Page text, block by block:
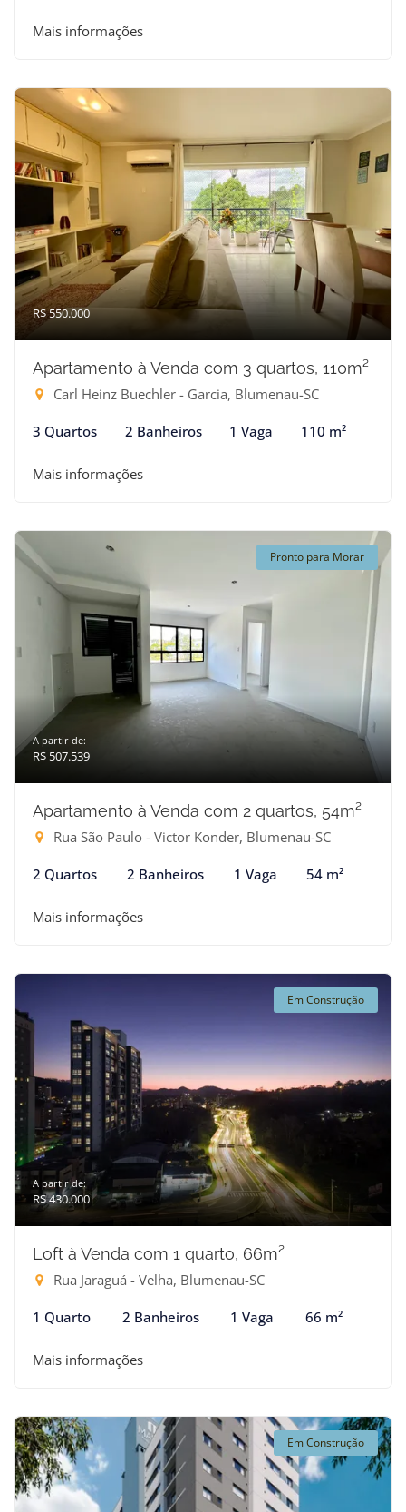
Mais informações
R$ 550.000
Apartamento à Venda com 3 quartos, 110m²
Carl Heinz Buechler - Garcia, Blumenau-SC
3 Quartos 2 Banheiros 1 Vaga 110 m²
Mais informações
Pronto para Morar
A partir de:
R$ 507.539
Apartamento à Venda com 2 quartos, 54m²
Rua São Paulo - Victor Konder, Blumenau-SC
2 Quartos 2 Banheiros 1 Vaga 54 m²
Mais informações
Em Construção
A partir de:
R$ 430.000
Loft à Venda com 1 quarto, 66m²
Rua Jaraguá - Velha, Blumenau-SC
1 Quarto 2 Banheiros 1 Vaga 66 m²
Mais informações
Em Construção